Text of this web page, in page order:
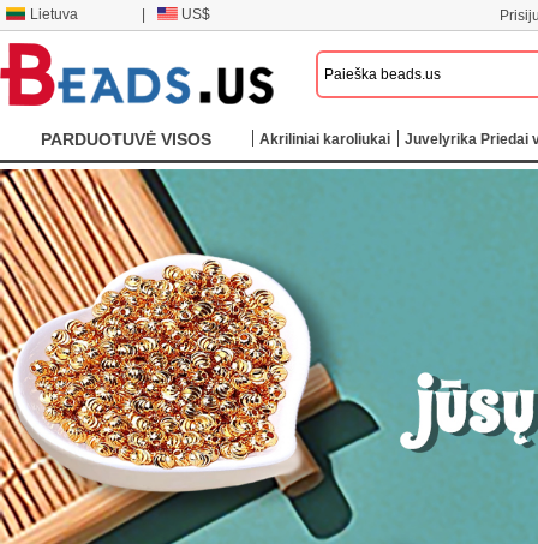
Lietuva US$
PARDUOTUVĖ VISOS
KATEGORIJOS
Akriliniai karoliukai Juvelyrika Priedai